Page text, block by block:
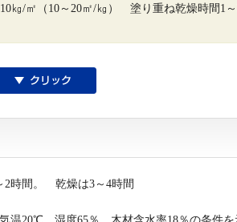
㎏/㎡（10～20㎡/㎏） 塗り重ね乾燥時間1
2時間。 乾燥は3～4時間